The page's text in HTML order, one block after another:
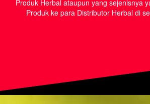
Produk Herbal ataupun yang sejenisnya
Produk ke para Distributor Herbal di